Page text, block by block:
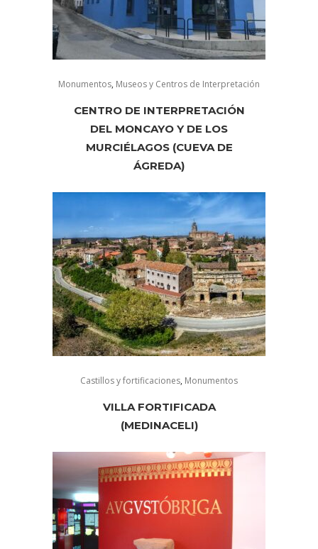
Monumentos, Museos y Centros de Interpretación
CENTRO DE INTERPRETACIÓN
DEL MONCAYO Y DE LOS
MURCIÉLAGOS (CUEVA DE
ÁGREDA)
Castillos y fortificaciones, Monumentos
VILLA FORTIFICADA
(MEDINACELI)